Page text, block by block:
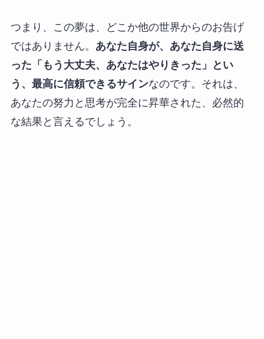
つまり、この夢は、どこか他の世界からのお告げ
ではありません。 あなた自身が、あなた自身に送
った「もう大丈夫、あなたはやりきった」とい
う、最高に信頼できるサインなのです。それは、
あなたの努力と思考が完全に昇華された、必然的
な結果と言えるでしょう。